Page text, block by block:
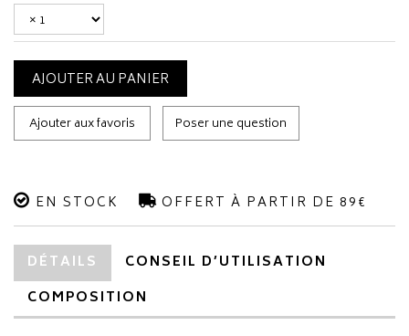
AJOUTER AU PANIER
Ajouter aux favoris Poser une question
EN STOCK OFFERT À PARTIR DE 89€
DÉTAILS
CONSEIL D’UTILISATION
COMPOSITION